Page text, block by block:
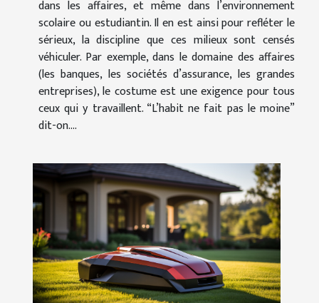
dans les affaires, et même dans l’environnement
scolaire ou estudiantin. Il en est ainsi pour refléter le
sérieux, la discipline que ces milieux sont censés
véhiculer. Par exemple, dans le domaine des affaires
(les banques, les sociétés d’assurance, les grandes
entreprises), le costume est une exigence pour tous
ceux qui y travaillent. “L’habit ne fait pas le moine”
dit-on....